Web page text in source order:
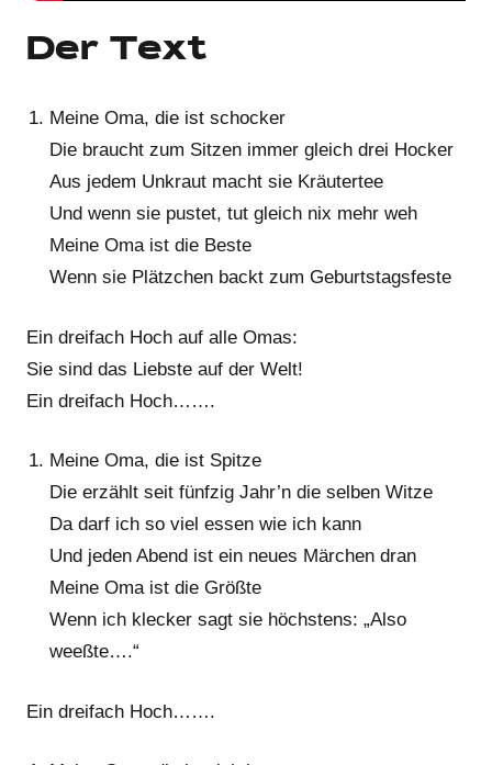
Der Text
Meine Oma, die ist schocker
Die braucht zum Sitzen immer gleich drei Hocker
Aus jedem Unkraut macht sie Kräutertee
Und wenn sie pustet, tut gleich nix mehr weh
Meine Oma ist die Beste
Wenn sie Plätzchen backt zum Geburtstagsfeste
Ein dreifach Hoch auf alle Omas:
Sie sind das Liebste auf der Welt!
Ein dreifach Hoch…….
Meine Oma, die ist Spitze
Die erzählt seit fünfzig Jahr’n die selben Witze
Da darf ich so viel essen wie ich kann
Und jeden Abend ist ein neues Märchen dran
Meine Oma ist die Größte
Wenn ich klecker sagt sie höchstens: „Also
weeßte….“
Ein dreifach Hoch…….